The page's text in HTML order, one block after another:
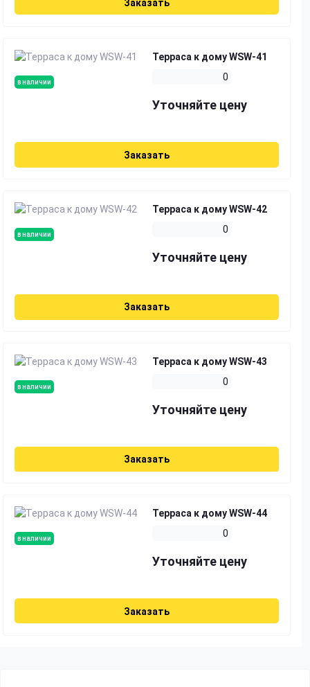
Заказать
в наличии
Терраса к дому WSW-41
0
Уточняйте цену
Заказать
в наличии
Терраса к дому WSW-42
0
Уточняйте цену
Заказать
в наличии
Терраса к дому WSW-43
0
Уточняйте цену
Заказать
в наличии
Терраса к дому WSW-44
0
Уточняйте цену
Заказать